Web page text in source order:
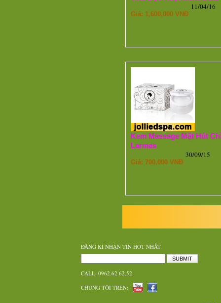
Giá: 1,600,000 VNĐ
11/04/16
Kem Massage Mặt Hút
Larmas
Giá: 700,000 VNĐ
30/09/15
ĐĂNG KÍ NHẬN TIN HOT NHẤT
SUBMIT
CALL: 0962.62.62.52
CHÚNG TÔI TRÊN: